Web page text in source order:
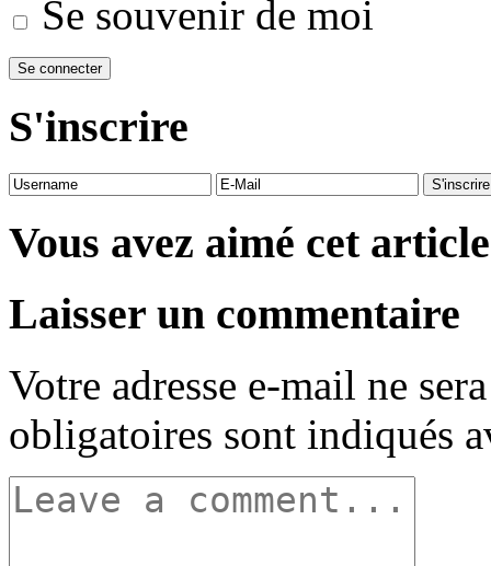
Se souvenir de moi
S'inscrire
Vous avez aimé cet
Laisser un commentaire
Votre adresse e-mail ne
obligatoires sont indiqués